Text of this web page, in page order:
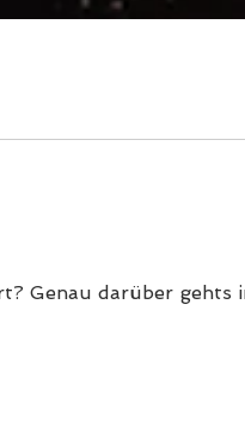
Genau darüber gehts